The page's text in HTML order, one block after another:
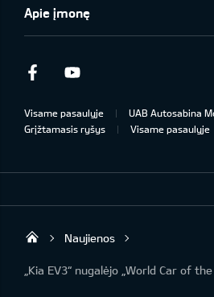
Apie įmonę
Facebook
Visame pasaulyje
UAB Autosabina
Grįžtamasis ryšys
Visame pasaulyje
KIA automobiliai |
Naujienos
„Kia EV3“ nugalėjo „World Car of